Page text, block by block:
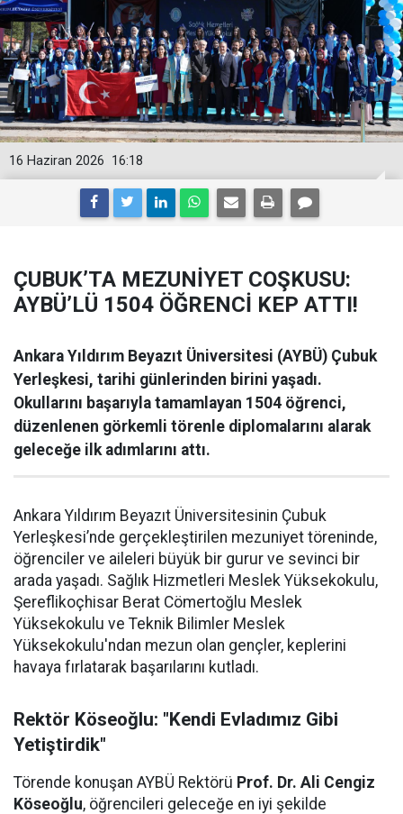
16:18
16 Haziran 2026
ÇUBUK’TA MEZUNİYET COŞKUSU:
AYBÜ’LÜ 1504 ÖĞRENCİ KEP ATTI!
Ankara Yıldırım Beyazıt Üniversitesi (AYBÜ) Çubuk
Yerleşkesi, tarihi günlerinden birini yaşadı.
Okullarını başarıyla tamamlayan 1504 öğrenci,
düzenlenen görkemli törenle diplomalarını alarak
geleceğe ilk adımlarını attı.
Ankara Yıldırım Beyazıt Üniversitesinin Çubuk
Yerleşkesi’nde gerçekleştirilen mezuniyet töreninde,
öğrenciler ve aileleri büyük bir gurur ve sevinci bir
arada yaşadı. Sağlık Hizmetleri Meslek Yüksekokulu,
Şereflikoçhisar Berat Cömertoğlu Meslek
Yüksekokulu ve Teknik Bilimler Meslek
Yüksekokulu'ndan mezun olan gençler, keplerini
havaya fırlatarak başarılarını kutladı.
Rektör Köseoğlu: "Kendi Evladımız Gibi
Yetiştirdik"
Törende konuşan AYBÜ Rektörü Prof. Dr. Ali Cengiz
Köseoğlu, öğrencileri geleceğe en iyi şekilde